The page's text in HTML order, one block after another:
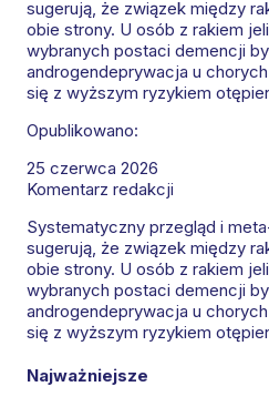
sugerują, że związek między
obie strony. U osób z rakiem
wybranych postaci demencji
androgendeprywacja u
się z wyższym ryzykiem
Opublikowano:
25 czerwca 2026
Komentarz redakcji
Systematyczny przegląd i
sugerują, że związek między
obie strony. U osób z rakiem
wybranych postaci demencji
androgendeprywacja u
się z wyższym ryzykiem
Najważniejsze